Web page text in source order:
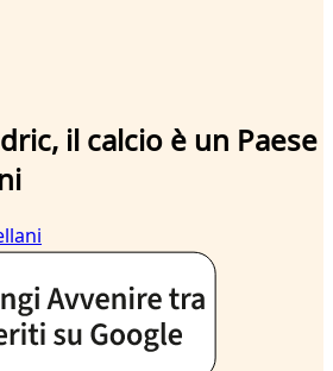
il calcio è un Paese